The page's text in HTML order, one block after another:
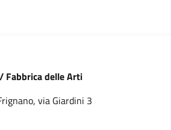
Fabbrica delle Arti
via Giardini 3